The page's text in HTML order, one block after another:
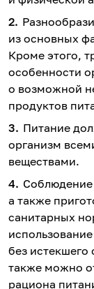
из основных
Кроме этого,
особенности
о возможной
продуктов
Питание
организм
веществами.
Соблюдение
а также
санитарных
без истекшего
также можно
рациона